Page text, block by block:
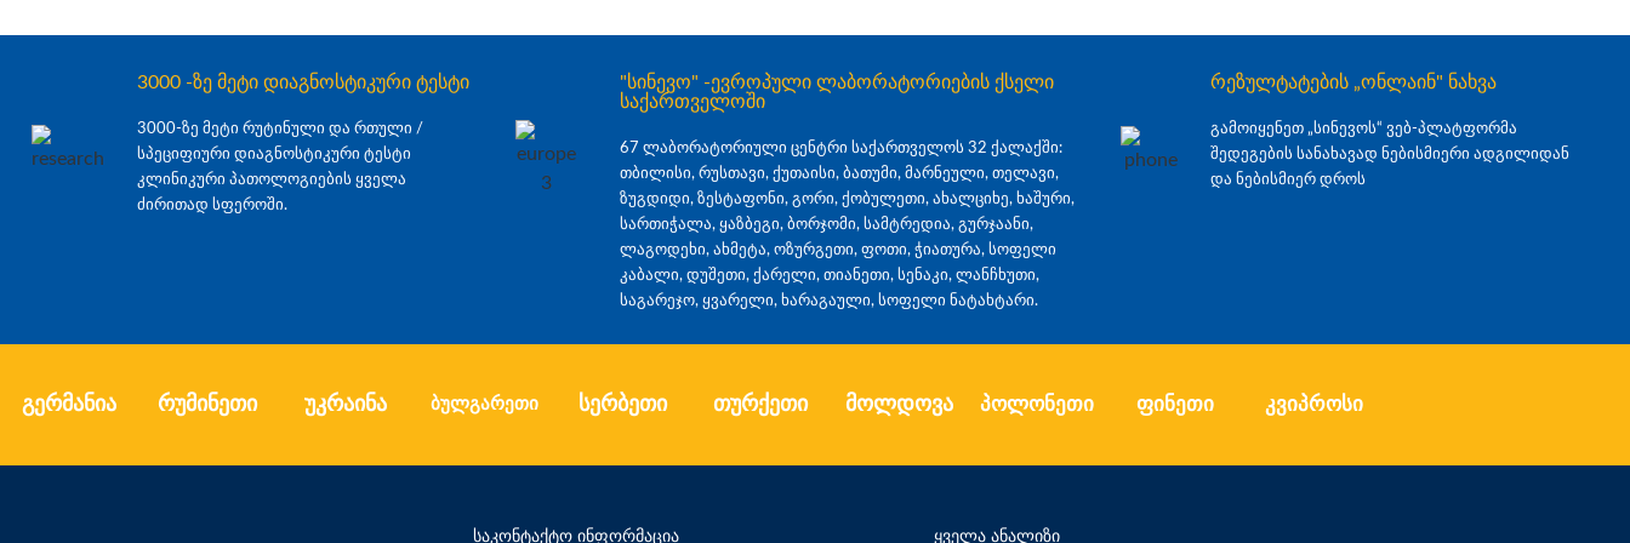
3000 -ზე მეტი დიაგნოსტიკური ტესტი
3000-ზე მეტი რუტინული და რთული /
სპეციფიური დიაგნოსტიკური ტესტი
კლინიკური პათოლოგიების ყველა
ძირითად სფეროში.
"სინევო" -ევროპული ლაბორატორიების ქსელი
საქართველოში
67 ლაბორატორიული ცენტრი საქართველოს 32 ქალაქში:
თბილისი, რუსთავი, ქუთაისი, ბათუმი, მარნეული, თელავი,
ზუგდიდი, ზესტაფონი, გორი, ქობულეთი, ახალციხე, ხაშური,
სართიჭალა, ყაზბეგი, ბორჯომი, სამტრედია, გურჯაანი,
ლაგოდეხი, ახმეტა, ოზურგეთი, ფოთი, ჭიათურა, სოფელი
კაბალი, დუშეთი, ქარელი, თიანეთი, სენაკი, ლანჩხუთი,
საგარეჯო, ყვარელი, ხარაგაული, სოფელი ნატახტარი.
რეზულტატების „ონლაინ" ნახვა
გამოიყენეთ „სინევოს“ ვებ-პლატფორმა
შედეგების სანახავად ნებისმიერი ადგილიდან
და ნებისმიერ დროს
გერმანია რუმინეთი უკრაინა ბულგარეთი სერბეთი თურქეთი მოლდოვა პოლონეთი ფინეთი კვიპროსი
საკონტაქტო ინფორმაცია ყველა ანალიზი